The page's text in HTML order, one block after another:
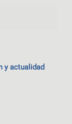
y actualidad